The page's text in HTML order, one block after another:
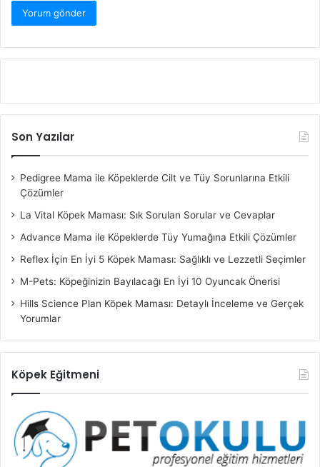
Son Yazılar
Pedigree Mama ile Köpeklerde Cilt ve Tüy Sorunlarına Etkili
Çözümler
La Vital Köpek Maması: Sık Sorulan Sorular ve Cevaplar
Advance Mama ile Köpeklerde Tüy Yumağına Etkili Çözümler
Reflex İçin En İyi 5 Köpek Maması: Sağlıklı ve Lezzetli Seçimler
M-Pets: Köpeğinizin Bayılacağı En İyi 10 Oyuncak Önerisi
Hills Science Plan Köpek Maması: Detaylı İnceleme ve Gerçek
Yorumlar
Köpek Eğitmeni